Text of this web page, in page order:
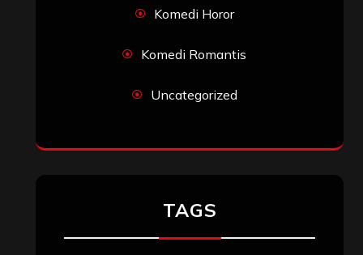
Komedi Horor
Komedi Romantis
Uncategorized
TAGS